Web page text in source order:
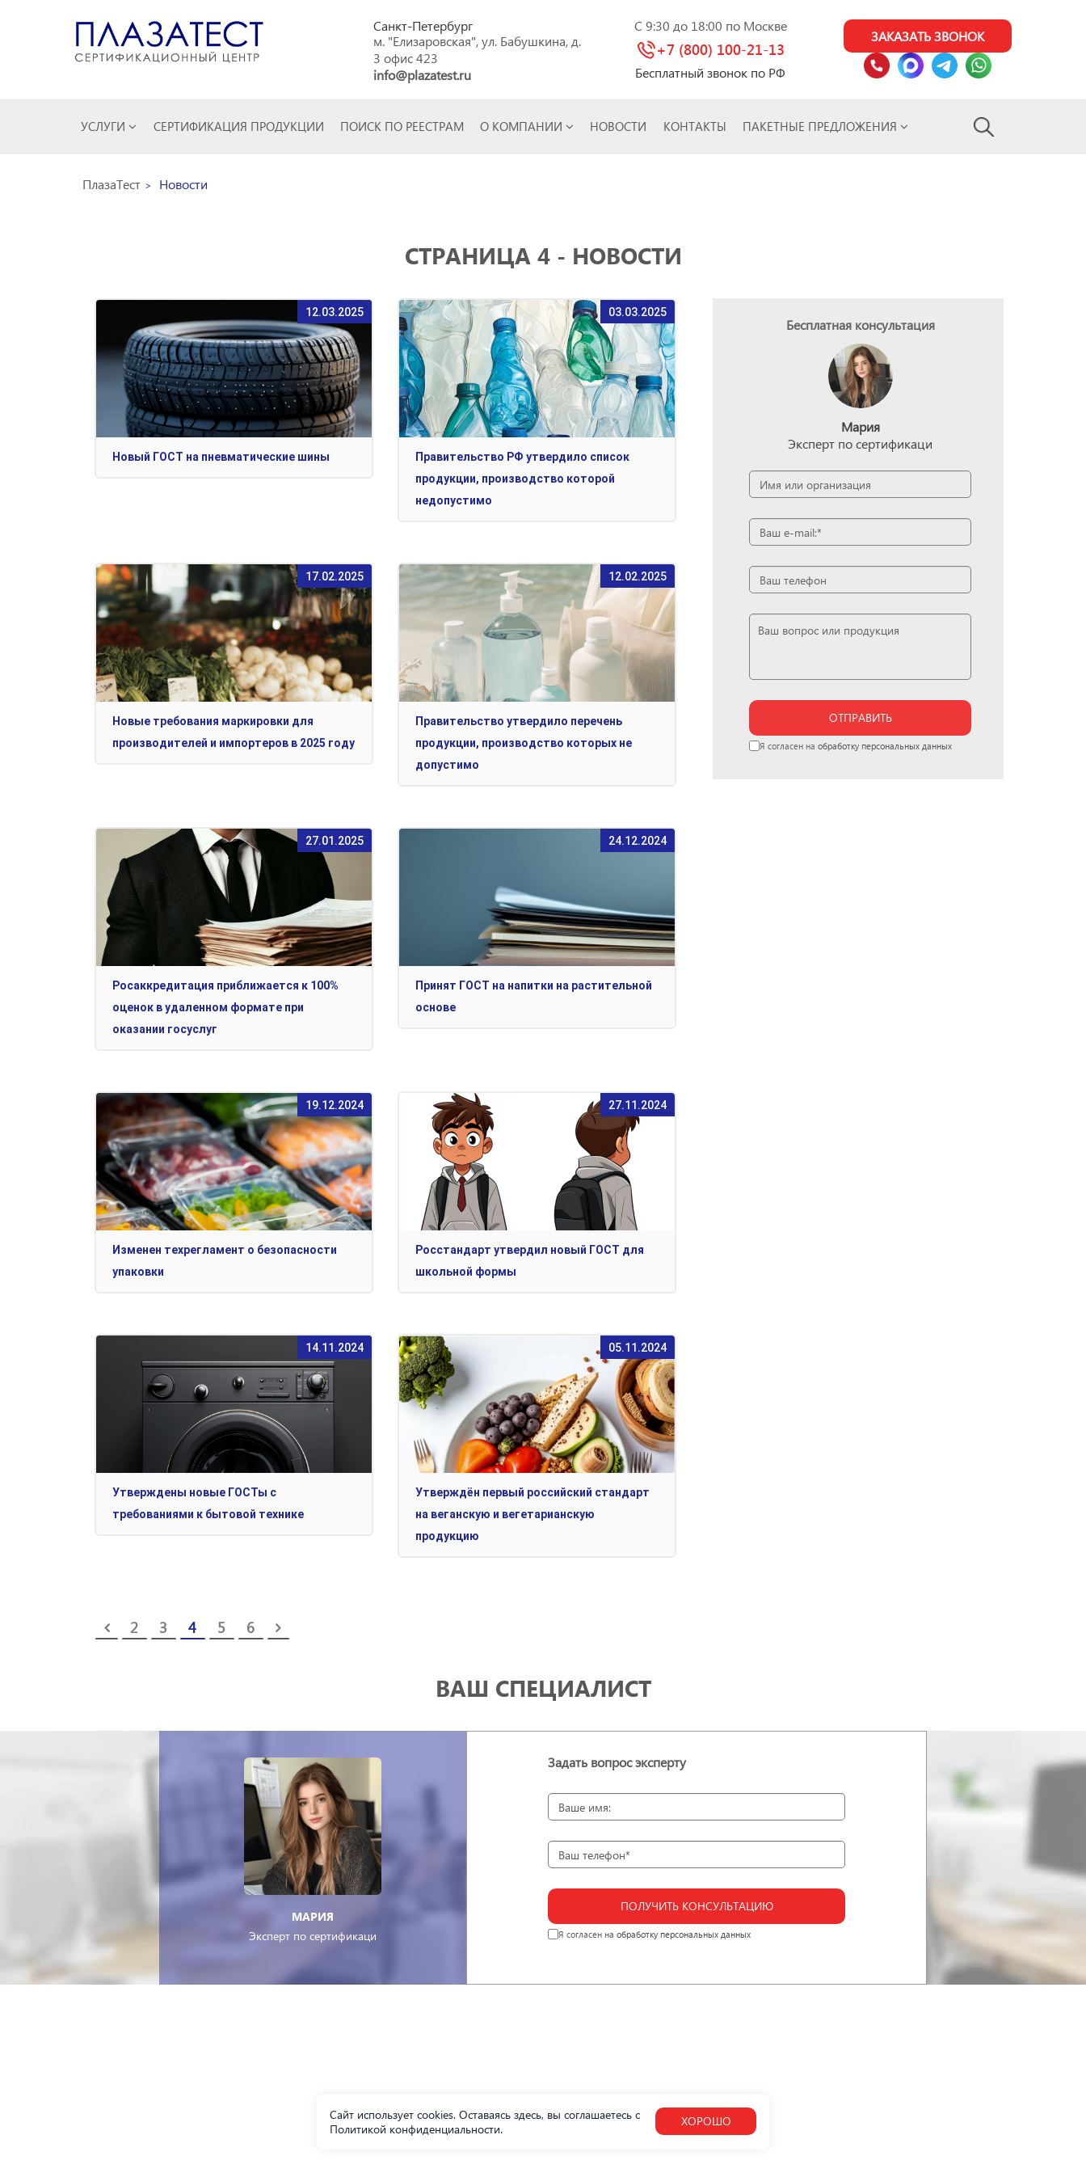
Санкт-Петербург
м. "Елизаровская", ул. Бабушкина, д.
3 офис 423
info@plazatest.ru
C 9:30 до 18:00 по Москве
+7 (800) 100-21-13
Бесплатный звонок по РФ
ЗАКАЗАТЬ ЗВОНОК
УСЛУГИ СЕРТИФИКАЦИЯ ПРОДУКЦИИ ПОИСК ПО РЕЕСТРАМ О КОМПАНИИ НОВОСТИ КОНТАКТЫ ПАКЕТНЫЕ ПРЕДЛОЖЕНИЯ
ПлазаТест Новости
СТРАНИЦА 4 - НОВОСТИ
12.03.2025
Новый ГОСТ на пневматические шины
03.03.2025
Правительство РФ утвердило список
продукции, производство которой
недопустимо
17.02.2025
Новые требования маркировки для
производителей и импортеров в 2025 году
12.02.2025
Правительство утвердило перечень
продукции, производство которых не
допустимо
27.01.2025
Росаккредитация приближается к 100%
оценок в удаленном формате при
оказании госуслуг
24.12.2024
Принят ГОСТ на напитки на растительной
основе
19.12.2024
Изменен техрегламент о безопасности
упаковки
27.11.2024
Росстандарт утвердил новый ГОСТ для
школьной формы
14.11.2024
Утверждены новые ГОСТы с
требованиями к бытовой технике
05.11.2024
Утверждён первый российский стандарт
на веганскую и вегетарианскую
продукцию
2 3 4 5 6
Бесплатная консультация
Мария
Эксперт по сертификаци
ОТПРАВИТЬ
Я согласен на обработку персональных данных
ВАШ СПЕЦИАЛИСТ
МАРИЯ
Эксперт по сертификаци
Задать вопрос эксперту
ПОЛУЧИТЬ КОНСУЛЬТАЦИЮ
Я согласен на обработку персональных данных
Сайт использует cookies. Оставаясь здесь, вы соглашаетесь с
Политикой конфиденциальности.
ХОРОШО